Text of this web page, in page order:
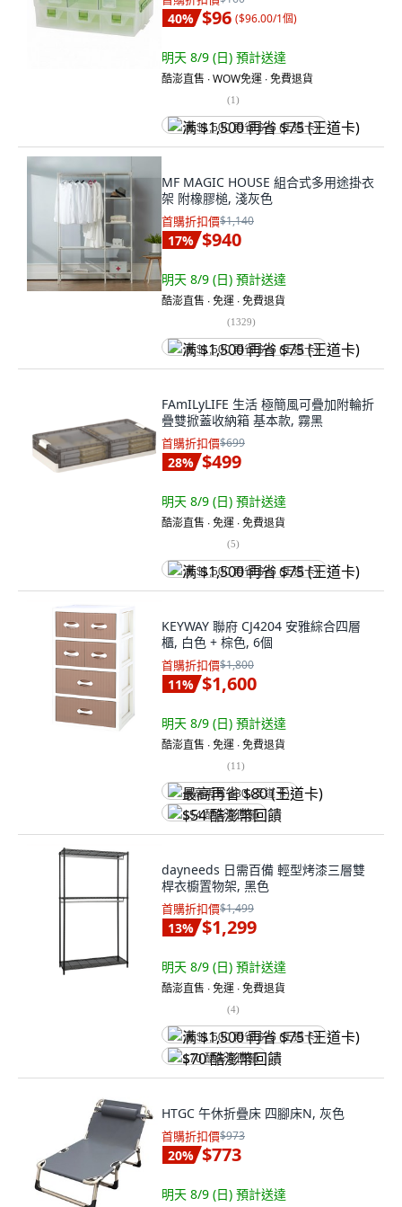
40% $96 ($96.00/1個)
明天 8/9 (日) 預計送達
酷澎直售 ∙ WOW免運 ∙ 免費退貨
(1)
满 $1,500 再省 $75 (王道卡)
MF MAGIC HOUSE 組合式多用途掛衣
架 附橡膠槌, 淺灰色
首購折扣價$1,140
17% $940
明天 8/9 (日) 預計送達
酷澎直售 ∙ 免運 ∙ 免費退貨
(1329)
满 $1,500 再省 $75 (王道卡)
FAmILyLIFE 生活 極簡風可疊加附輪折
疊雙掀蓋收納箱 基本款, 霧黑
首購折扣價$699
28% $499
明天 8/9 (日) 預計送達
酷澎直售 ∙ 免運 ∙ 免費退貨
(5)
满 $1,500 再省 $75 (王道卡)
KEYWAY 聯府 CJ4204 安雅綜合四層
櫃, 白色 + 棕色, 6個
首購折扣價$1,800
11% $1,600
明天 8/9 (日) 預計送達
酷澎直售 ∙ 免運 ∙ 免費退貨
(11)
最高再省 $80 (王道卡)
$54 酷澎幣回饋
dayneeds 日需百備 輕型烤漆三層雙
桿衣櫥置物架, 黑色
首購折扣價$1,499
13% $1,299
明天 8/9 (日) 預計送達
酷澎直售 ∙ 免運 ∙ 免費退貨
(4)
满 $1,500 再省 $75 (王道卡)
$70 酷澎幣回饋
HTGC 午休折疊床 四腳床N, 灰色
首購折扣價$973
20% $773
明天 8/9 (日) 預計送達